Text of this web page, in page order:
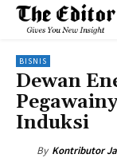
BISNIS
Dewan
Induksi
By Kontributor